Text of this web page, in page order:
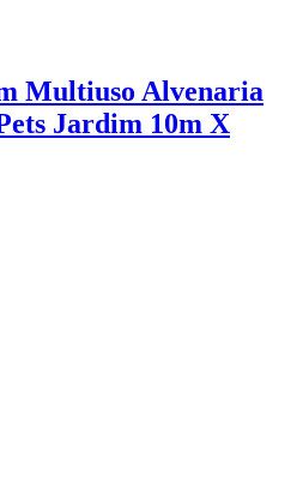
Multiuso Alvenaria
Jardim 10m X